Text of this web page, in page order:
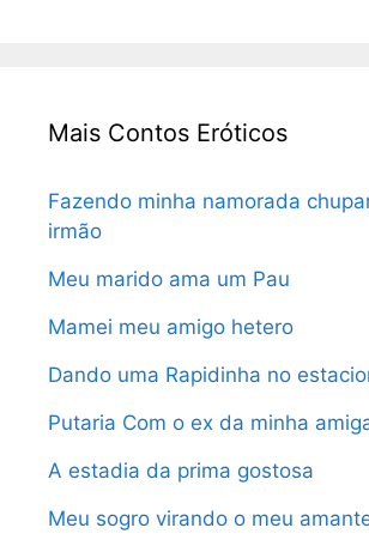
Mais Contos Eróticos
Fazendo minha namorada
irmão
Meu marido ama um Pau
Mamei meu amigo hetero
Dando uma Rapidinha no
Putaria Com o ex da minha
A estadia da prima gostosa
Meu sogro virando o meu